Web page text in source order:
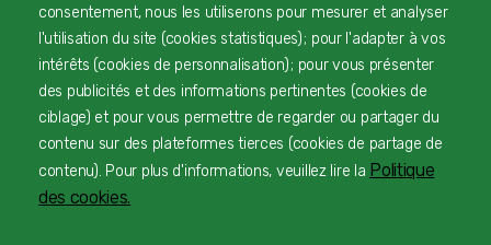
Lait bébé et préparation
biberon
consentement, nous les utiliserons pour mesurer et analyser
l'utilisation du site (cookies statistiques) ; pour l'adapter à vos
intérêts (cookies de personnalisation) ; pour vous présenter
des publicités et des informations pertinentes (cookies de
ciblage) et pour vous permettre de regarder ou partager du
contenu sur des plateformes tierces (cookies de partage de
contenu). Pour plus d'informations, veuillez lire la Politique
des cookies.